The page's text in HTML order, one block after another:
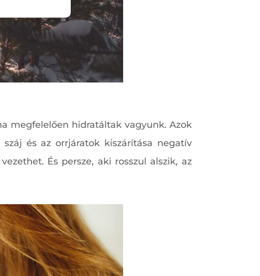
megfelelően hidratáltak vagyunk. Azok
és az orrjáratok kiszárítása negatív
És persze, aki rosszul alszik, az